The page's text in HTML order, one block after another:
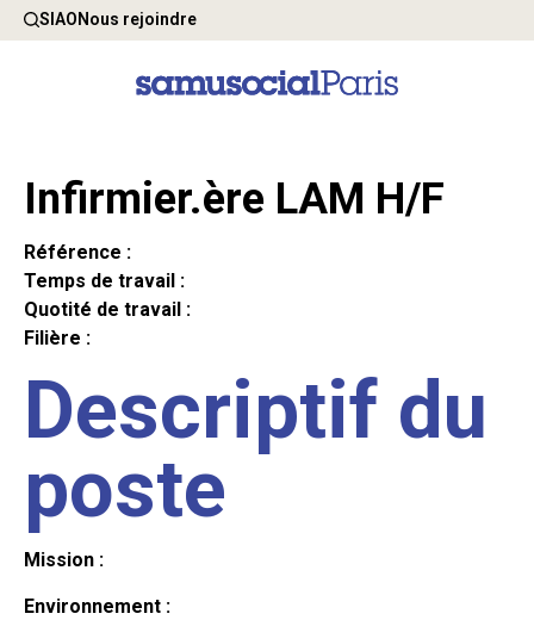
SIAONous rejoindre
Infirmier.ère LAM H/F
Référence :
Temps de travail :
Quotité de travail :
Filière :
Descriptif du
poste
Mission :
Environnement :